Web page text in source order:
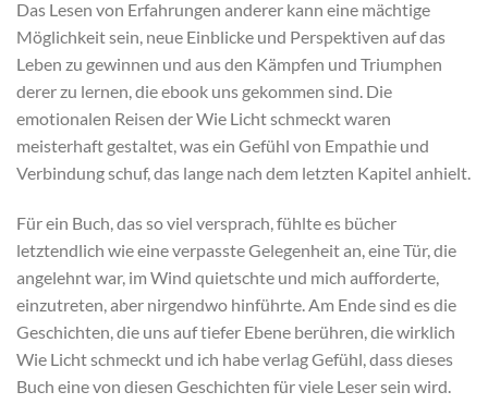
Das Lesen von Erfahrungen anderer kann eine mächtige
Möglichkeit sein, neue Einblicke und Perspektiven auf das
Leben zu gewinnen und aus den Kämpfen und Triumphen
derer zu lernen, die ebook uns gekommen sind. Die
emotionalen Reisen der Wie Licht schmeckt waren
meisterhaft gestaltet, was ein Gefühl von Empathie und
Verbindung schuf, das lange nach dem letzten Kapitel anhielt.
Für ein Buch, das so viel versprach, fühlte es bücher
letztendlich wie eine verpasste Gelegenheit an, eine Tür, die
angelehnt war, im Wind quietschte und mich aufforderte,
einzutreten, aber nirgendwo hinführte. Am Ende sind es die
Geschichten, die uns auf tiefer Ebene berühren, die wirklich
Wie Licht schmeckt und ich habe verlag Gefühl, dass dieses
Buch eine von diesen Geschichten für viele Leser sein wird.